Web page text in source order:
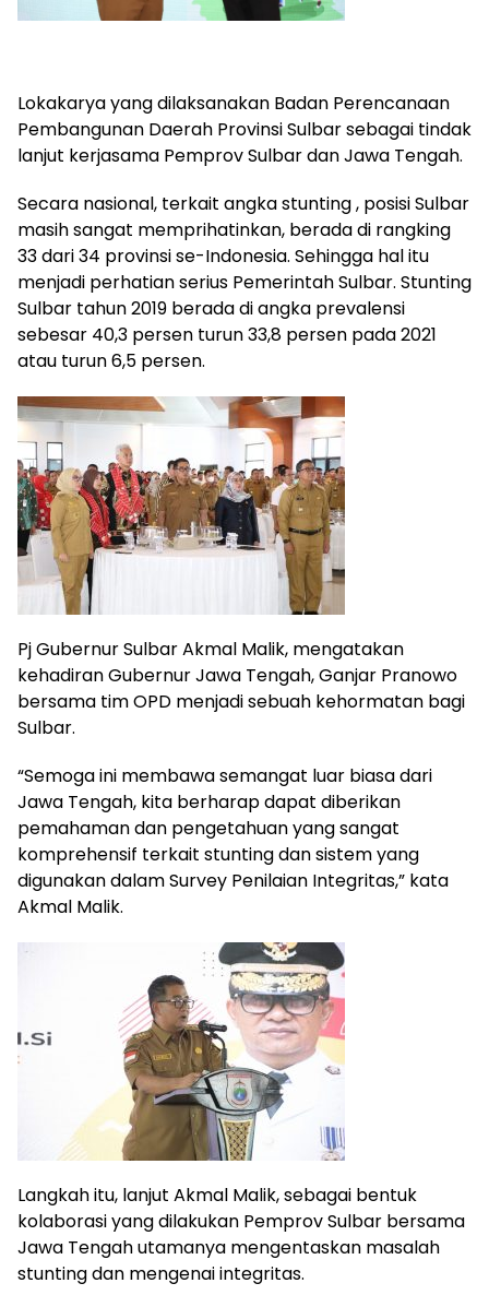
Lokakarya yang dilaksanakan Badan Perencanaan
Pembangunan Daerah Provinsi Sulbar sebagai tindak
lanjut kerjasama Pemprov Sulbar dan Jawa Tengah.
Secara nasional, terkait angka stunting , posisi Sulbar
masih sangat memprihatinkan, berada di rangking
33 dari 34 provinsi se-Indonesia. Sehingga hal itu
menjadi perhatian serius Pemerintah Sulbar. Stunting
Sulbar tahun 2019 berada di angka prevalensi
sebesar 40,3 persen turun 33,8 persen pada 2021
atau turun 6,5 persen.
Pj Gubernur Sulbar Akmal Malik, mengatakan
kehadiran Gubernur Jawa Tengah, Ganjar Pranowo
bersama tim OPD menjadi sebuah kehormatan bagi
Sulbar.
“Semoga ini membawa semangat luar biasa dari
Jawa Tengah, kita berharap dapat diberikan
pemahaman dan pengetahuan yang sangat
komprehensif terkait stunting dan sistem yang
digunakan dalam Survey Penilaian Integritas,” kata
Akmal Malik.
Langkah itu, lanjut Akmal Malik, sebagai bentuk
kolaborasi yang dilakukan Pemprov Sulbar bersama
Jawa Tengah utamanya mengentaskan masalah
stunting dan mengenai integritas.